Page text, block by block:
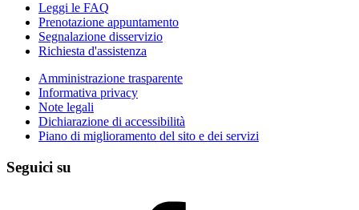
Leggi le FAQ
Prenotazione appuntamento
Segnalazione disservizio
Richiesta d'assistenza
Amministrazione trasparente
Informativa privacy
Note legali
Dichiarazione di accessibilità
Piano di miglioramento del sito e dei servizi
Seguici su